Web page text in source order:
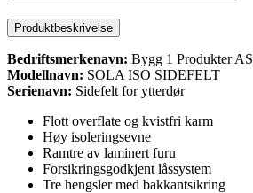
Produktbeskrivelse
Bedriftsmerkenavn: Bygg 1 Produkter AS
Modellnavn: SOLA ISO SIDEFELT
Serienavn: Sidefelt for ytterdør
Flott overflate og kvistfri karm
Høy isoleringsevne
Ramtre av laminert furu
Forsikringsgodkjent låssystem
Tre hengsler med bakkantsikring